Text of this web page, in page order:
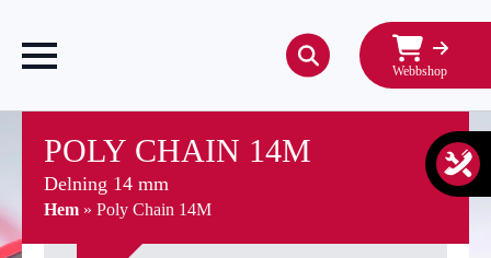
Webbshop
POLY CHAIN 14M
Delning 14 mm
Hem » Poly Chain 14M